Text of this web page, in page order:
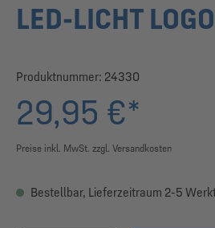
LED-LICHT
Produktnummer: 24330
29,95 €*
Preise inkl. MwSt. zzgl. Versandkosten
Bestellbar, Lieferzeitraum 2-5